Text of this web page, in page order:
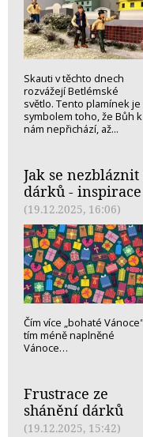
Skauti v těchto dnech
rozvážejí Betlémské
světlo. Tento plamínek je
symbolem toho, že Bůh k
nám nepřichází, až...
Jak se nezbláznit
dárků - inspirace
(19.12.2025, 16:06)
Čím více „bohaté
tím méně naplněné
Vánoce…
Frustrace ze
shánění dárků
(19.12.2025, 15:42)